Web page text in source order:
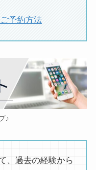
予約方法
♪
、過去の経験から